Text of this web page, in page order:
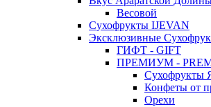
Весовой
Сухофрукты IJEVAN
Эксклюзивные
ГИФТ - GIFT
ПРЕМИУМ -
Сухофрукты
Конфеты от
Орехи